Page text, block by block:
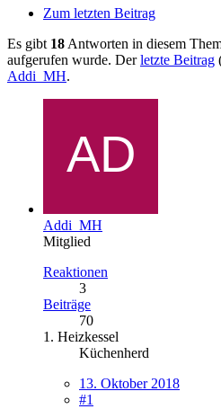
Zum letzten Beitrag
Es gibt 18 Antworten in diesem
aufgerufen wurde. Derletzte Beitrag
Addi_MH.
Addi_MH
Mitglied
Reaktionen
3
Beiträge
70
1. Heizkessel
Küchenherd
13. Oktober 2018
#1